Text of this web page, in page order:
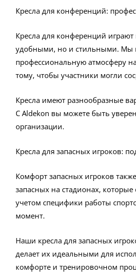
Кресла для конференций:
Кресла для конференций
удобными, но и стильными. Мы
профессиональную атмосферу
тому, чтобы участники могли
Кресла имеют разнообразные
С Aldekon вы можете быть
организации.
Кресла для запасных игроков:
Комфорт запасных игроков
запасных на стадионах,
учетом специфики работы
момент.
Наши кресла для запасных
делает их идеальными для
комфорте и тренировочном